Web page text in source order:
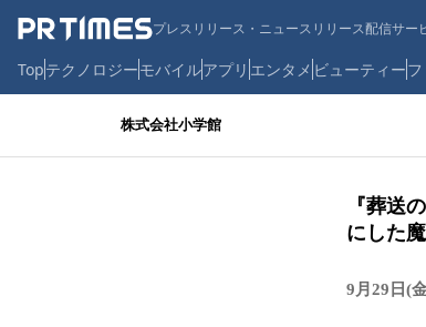
プレスリリース・ニュースリリース配信サー
Topテクノロジーモバイルアプリ エンタメ ビューティー
株式会社小学館
『葬送
にした
9月29日(